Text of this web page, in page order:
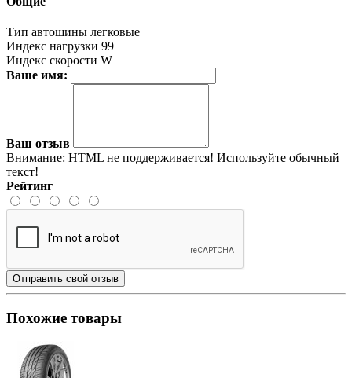
Тип автошины легковые
Индекс нагрузки 99
Индекс скорости W
Ваше имя:
Ваш отзыв
Внимание: HTML не поддерживается! Используйте обычный
текст!
Рейтинг
Отправить свой отзыв
Похожие товары